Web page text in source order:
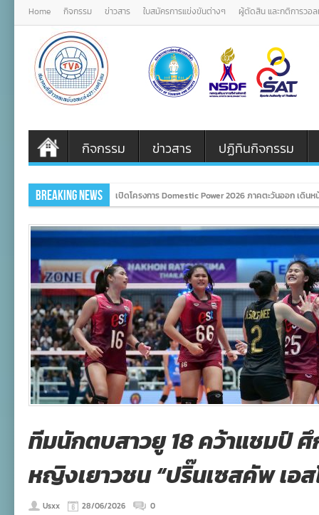
Home กิจกรรม ข่าวสาร ใบสมัครการแข่งขันต่างๆ ผู้ตัดสิน และกติการวอ
กิจกรรม ข่าวสาร ปฏิทินกิจกรรม
Breaking News เปิดโครงการ Domestic Power 2026 ภาคตะวันออก เดิน
ทีมนักตบสาวยู 18 คว้าแชมป์
หญิงเยาวชน “ปริ๊นเซสคัพ เอส
Usxx 28/06/2026 0